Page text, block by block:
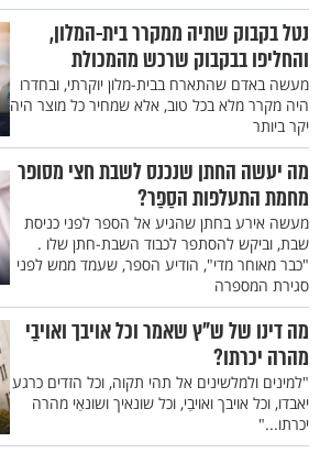
נטל בקבוק שתיה ממקרר בית-המלון,
והחליפו בבקבוק שרכש מהמכולת
מעשה באדם שהתארח בבית-מלון יוקרתי, ובחדרו
היה מקרר מלא בכל טוב, אלא שמחיר כל מוצר היה
יקר ביותר
מה יעשה החתן שנכנס לשבת חצי מסופר
מחמת התעלפות הסַפַּר?
מעשה אירע בחתן שהגיע אל הספר לפני כניסת
שבת, וביקש להסתפר לכבוד השבת-חתן שלו .
"כבר מאוחר מדי", הודיע הספר, שעמד ממש לפני
סגירת המספרה
מה דינו של ש"ץ שאמר וכל אויבך ואויבַי
מהרה יכרתו?
"למינים ולמלשינים אל תהי תקוה, וכל הזדים כרגע
יאבדו, וכל אויבך ואויבַי, וכל שונאיך ושונאַי מהרה
יכרתו..."